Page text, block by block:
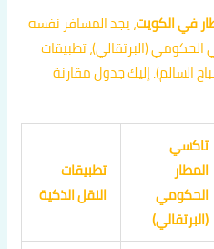
في الكويت، يجد المسافر نفسه
الحكومي (البرتقالي)، تطبيقات
السالم). إليك جدول مقارنة
تاكسي
المطار
الحكومي
(البرتقالي)
تطبيقات
النقل الذكية